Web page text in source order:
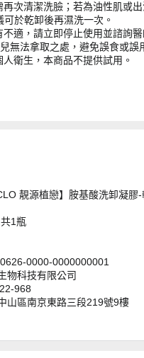
次清潔洗臉；若為油性肌或出
可於乾卸後再濕洗一次。
適，請立即停止使用並諮詢醫
無法拿取之處，避免誤食或誤
人衛生，本商品不提供試用。
靚源植戀】胺基酸洗卸凝膠-
1瓶
0000-0000000001
物科技有限公司
968
山區南京東路三段219號9樓